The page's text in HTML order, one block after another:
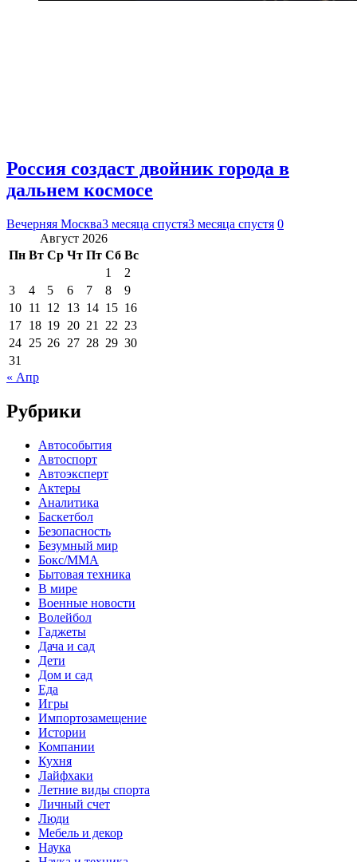
Россия создаст двойник города в
дальнем космосе
Вечерняя Москва3 месяца спустя3 месяца спустя 0
Август 2026
Пн Вт Ср Чт Пт Сб Вс
1
2
3
4 5 6 7 8
9
10 11 12 13 14 15 16
17 18 19 20 21 22 23
24 25 26 27 28 29 30
31
« Апр
Рубрики
Автособытия
Автоспорт
Автоэксперт
Актеры
Аналитика
Баскетбол
Безопасность
Безумный мир
Бокс/MMA
Бытовая техника
В мире
Военные новости
Волейбол
Гаджеты
Дача и сад
Дети
Дом и сад
Еда
Игры
Импортозамещение
Истории
Компании
Кухня
Лайфхаки
Летние виды спорта
Личный счет
Люди
Мебель и декор
Наука